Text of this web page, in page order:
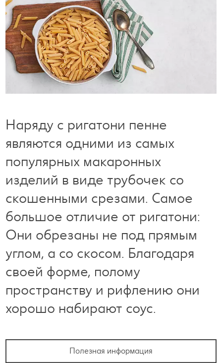
Готовим с удовольствием
Свободное время
Наряду с ригатони пенне
являются одними из самых
популярных макаронных
изделий в виде трубочек со
скошенными срезами. Самое
большое отличие от ригатони:
Они обрезаны не под прямым
углом, а со скосом. Благодаря
своей форме, полому
пространству и рифлению они
хорошо набирают соус.
Полезная информация